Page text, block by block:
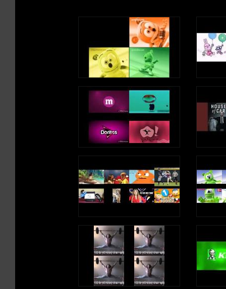
ジェイクとネバーランドのかいぞくたち.
Jake và những tên cướp biển xứ Neverland
პატარა
Ջրահարսը.
.בת הים הקטנה
.حورية البحر
인어 공주.
リトル・マーメイ
เงือกน้อย.